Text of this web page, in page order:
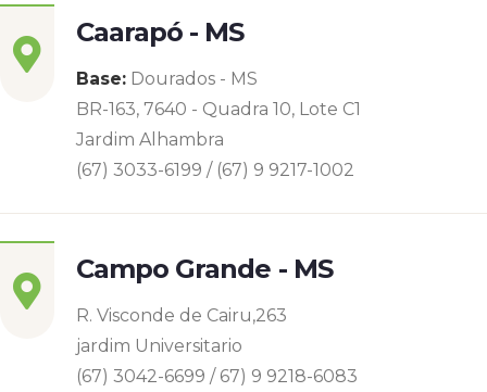
Caarapó - MS
Base: Dourados - MS
BR-163, 7640 - Quadra 10, Lote C1
Jardim Alhambra
(67) 3033-6199 / (67) 9 9217-1002
Campo Grande - MS
R. Visconde de Cairu,263
jardim Universitario
(67) 3042-6699 / 67) 9 9218-6083